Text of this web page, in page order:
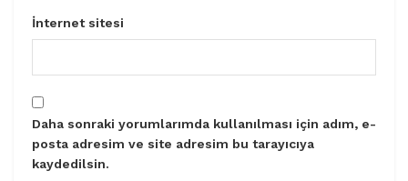
İnternet sitesi
Daha sonraki yorumlarımda kullanılması için adım, e-
posta adresim ve site adresim bu tarayıcıya
kaydedilsin.